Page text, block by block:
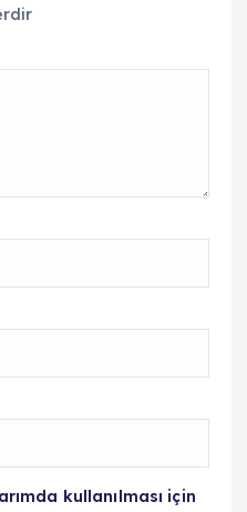
kullanılması için